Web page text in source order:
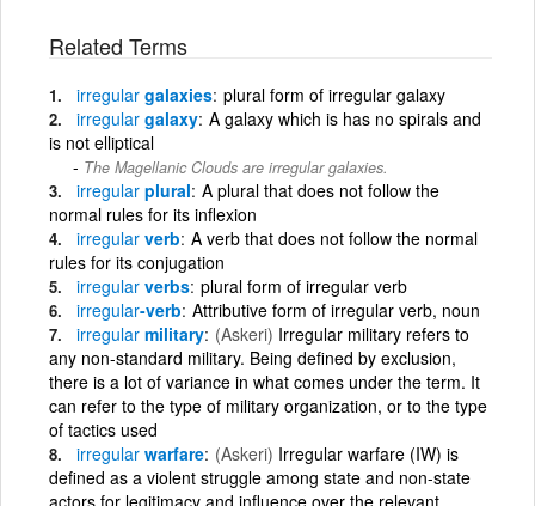
Related Terms
irregular galaxies plural form of irregular galaxy
irregular galaxy A galaxy which is has no spirals and
is not elliptical
The Magellanic Clouds are irregular galaxies.
irregular plural A plural that does not follow the
normal rules for its inflexion
irregular verb A verb that does not follow the normal
rules for its conjugation
irregular verbs plural form of irregular verb
irregular-verb Attributive form of irregular verb, noun
irregular military (Askeri) Irregular military refers to
any non-standard military. Being defined by exclusion,
there is a lot of variance in what comes under the term. It
can refer to the type of military organization, or to the type
of tactics used
irregular warfare (Askeri) Irregular warfare (IW) is
defined as a violent struggle among state and non-state
actors for legitimacy and influence over the relevant